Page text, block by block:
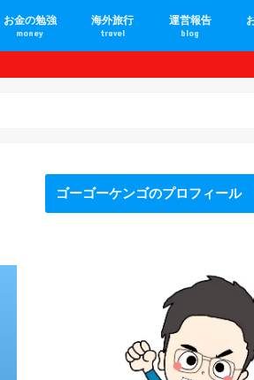
お金の勉強
money
海外旅行
travel
運営報告
blog
ゴーゴーケンゴのプロフィール